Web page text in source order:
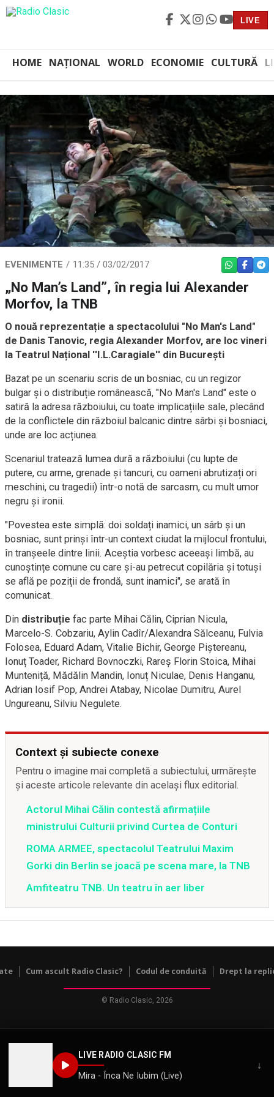
LIVE
HOME NAȚIONAL WORLD ECONOMIE CULTURĂ
LIVE RADIO CLASIC FM
Mira - Înca Ne Iubim (Live)
↓
EVENIMENTE 11:35 / 03/02/2017 WHATSAPP
„No Man’s Land”, în regia lui Alexander
Morfov, la TNB
O nouă reprezentație a spectacolului "No Man's Land"
de Danis Tanovic, regia Alexander Morfov, are loc vineri
la Teatrul Național ''I.L.Caragiale'' din București
Bazat pe un scenariu scris de un bosniac, cu un regizor
bulgar și o distribuție românească, "No Man's Land" este o
satiră la adresa războiului, cu toate implicațiile sale, plecând
de la conflictele din războiul balcanic dintre sârbi și bosniaci,
unde are loc acțiunea.
Scenariul tratează lumea dură a războiului (cu lupte de
putere, cu arme, grenade și tancuri, cu oameni abrutizați ori
meschini, cu tragedii) într-o notă de sarcasm, cu mult umor
negru și ironii.
"Povestea este simplă: doi soldați inamici, un sârb și un
bosniac, sunt prinși într-un context ciudat la mijlocul frontului,
în tranșeele dintre linii. Aceștia vorbesc aceeași limbă, au
cunoștințe comune cu care și-au petrecut copilăria și totuși
se află pe poziții de frondă, sunt inamici", se arată în
comunicat.
Din distribuție fac parte Mihai Călin, Ciprian Nicula,
Marcelo-S. Cobzariu, Aylin Cadîr/Alexandra Sălceanu, Fulvia
Folosea, Eduard Adam, Vitalie Bichir, George Piștereanu,
Ionuț Toader, Richard Bovnoczki, Rareș Florin Stoica, Mihai
Munteniță, Mădălin Mandin, Ionuț Niculae, Denis Hanganu,
Adrian Iosif Pop, Andrei Atabay, Nicolae Dumitru, Aurel
Ungureanu, Silviu Negulete.
Context și subiecte conexe
Pentru o imagine mai completă a subiectului, urmărește
și aceste articole relevante din același flux editorial.
Actorul Mihai Călin contestă afirmațiile
ministrului Culturii privind Curtea de Conturi
ROMA ARMEE, spectacolul Teatrului Maxim
Gorki din Berlin se joacă pe scena mare, la TNB
Amfiteatru TNB. Un teatru în aer liber
Cum ascult Radio Clasic? Codul de conduită Drept la
© Radio Clasic, 2026